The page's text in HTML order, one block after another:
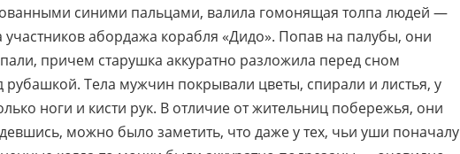
синими пальцами, валила гомонящая толпа людей —
участников абордажа корабля «Дидо». Попав на палубы, они
причем старушка аккуратно разложила перед сном
Тела мужчин покрывали цветы, спирали и листья, у
ноги и кисти рук. В отличие от жительниц побережья, они
можно было заметить, что даже у тех, чьи уши поначалу